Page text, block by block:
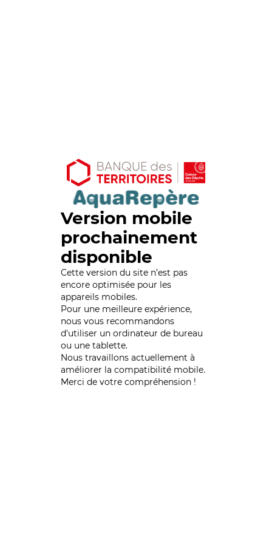
Version mobile
prochainement
disponible
Cette version du site n’est pas
encore optimisée pour les
appareils mobiles.
Pour une meilleure expérience,
nous vous recommandons
d'utiliser un ordinateur de bureau
ou une tablette.
Nous travaillons actuellement à
améliorer la compatibilité mobile.
Merci de votre compréhension !